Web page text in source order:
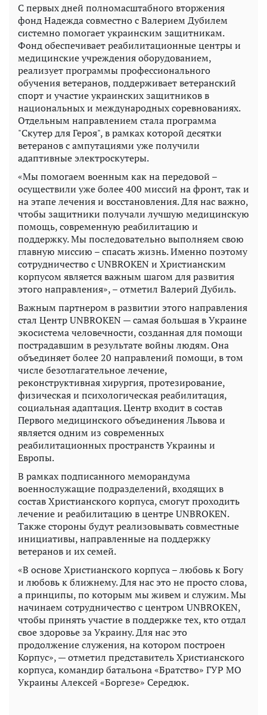
С первых дней полномасштабного вторжения
фонд Надежда совместно с Валерием Дубилем
системно помогает украинским защитникам.
Фонд обеспечивает реабилитационные центры и
медицинские учреждения оборудованием,
реализует программы профессионального
обучения ветеранов, поддерживает ветеранский
спорт и участие украинских защитников в
национальных и международных соревнованиях.
Отдельным направлением стала программа
"Скутер для Героя", в рамках которой десятки
ветеранов с ампутациями уже получили
адаптивные электроскутеры.
«Мы помогаем военным как на передовой –
осуществили уже более 400 миссий на фронт, так и
на этапе лечения и восстановления. Для нас важно,
чтобы защитники получали лучшую медицинскую
помощь, современную реабилитацию и
поддержку. Мы последовательно выполняем свою
главную миссию – спасать жизнь. Именно поэтому
сотрудничество с UNBROKEN и Христианским
корпусом является важным шагом для развития
этого направления», – отметил Валерий Дубиль.
Важным партнером в развитии этого направления
стал Центр UNBROKEN — самая большая в Украине
экосистема человечности, созданная для помощи
пострадавшим в результате войны людям. Она
объединяет более 20 направлений помощи, в том
числе безотлагательное лечение,
реконструктивная хирургия, протезирование,
физическая и психологическая реабилитация,
социальная адаптация. Центр входит в состав
Первого медицинского объединения Львова и
является одним из современных
реабилитационных пространств Украины и
Европы.
В рамках подписанного меморандума
военнослужащие подразделений, входящих в
состав Христианского корпуса, смогут проходить
лечение и реабилитацию в центре UNBROKEN.
Также стороны будут реализовывать совместные
инициативы, направленные на поддержку
ветеранов и их семей.
«В основе Христианского корпуса – любовь к Богу
и любовь к ближнему. Для нас это не просто слова,
а принципы, по которым мы живем и служим. Мы
начинаем сотрудничество с центром UNBROKEN,
чтобы принять участие в поддержке тех, кто отдал
свое здоровье за ​​Украину. Для нас это
продолжение служения, на котором построен
Корпус», — отметил представитель Христианского
корпуса, командир батальона «Братство» ГУР МО
Украины Алексей «Боргезе» Середюк.